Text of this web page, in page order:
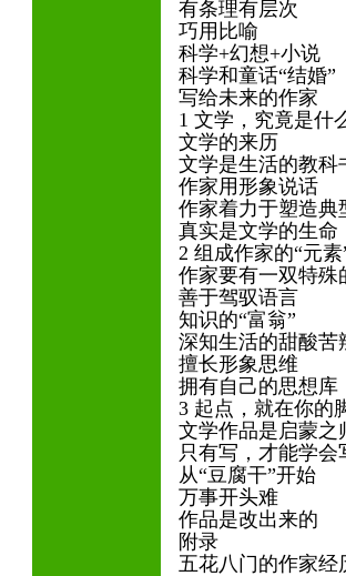
有条理有层次
巧用比喻
科学+幻想+小说
科学和童话“结婚”
写给未来的作家
1 文学，究竟是什
文学的来历
文学是生活的教
作家用形象说话
作家着力于塑造
真实是文学的生命
2 组成作家的“元
作家要有一双特
善于驾驭语言
知识的“富翁”
深知生活的甜酸
擅长形象思维
拥有自己的思想库
3 起点，就在你的
文学作品是启蒙
只有写，才能学
从“豆腐干”开始
万事开头难
作品是改出来的
附录
五花八门的作家